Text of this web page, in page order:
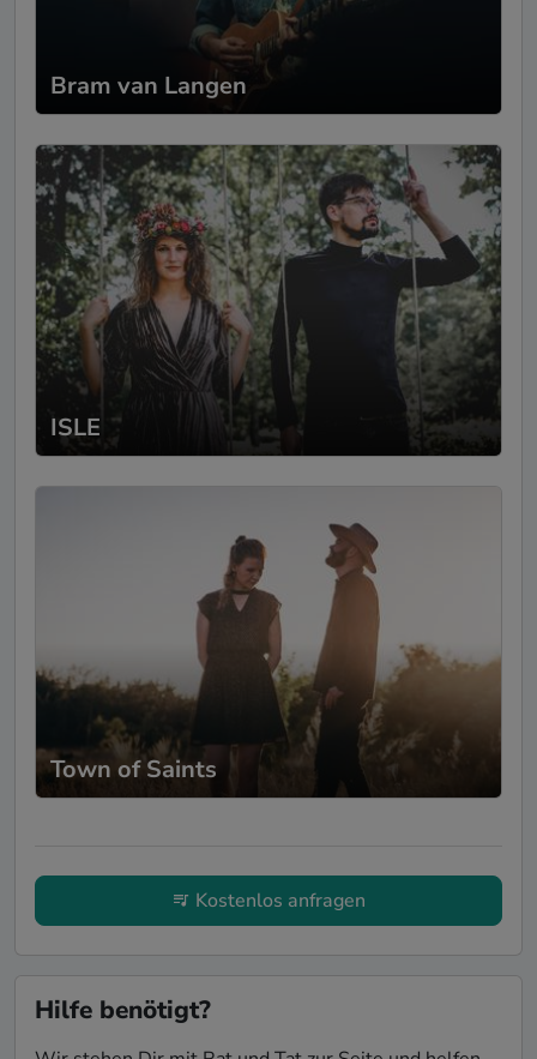
Bram van Langen
ISLE
Town of Saints
Kostenlos anfragen
Hilfe benötigt?